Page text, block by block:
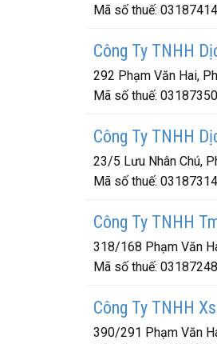
Mã số thuế:
Công Ty TNHH
292 Phạm Văn Hai,
Mã số thuế:
Công Ty TNHH
23/5 Lưu Nhân Chú,
Mã số thuế:
Công Ty TNHH
318/168 Phạm Văn
Mã số thuế:
Công Ty TNHH
390/291 Phạm Văn